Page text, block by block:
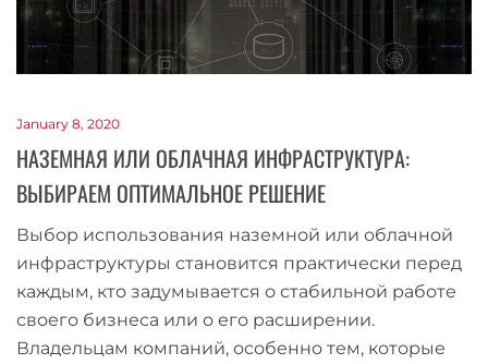
January 8, 2020
НАЗЕМНАЯ ИЛИ ОБЛАЧНАЯ ИНФРАСТРУКТУРА:
ВЫБИРАЕМ ОПТИМАЛЬНОЕ РЕШЕНИЕ
Выбор использования наземной или облачной
инфраструктуры становится практически перед
каждым, кто задумывается о стабильной работе
своего бизнеса или о его расширении.
Владельцам компаний, особенно тем, которые